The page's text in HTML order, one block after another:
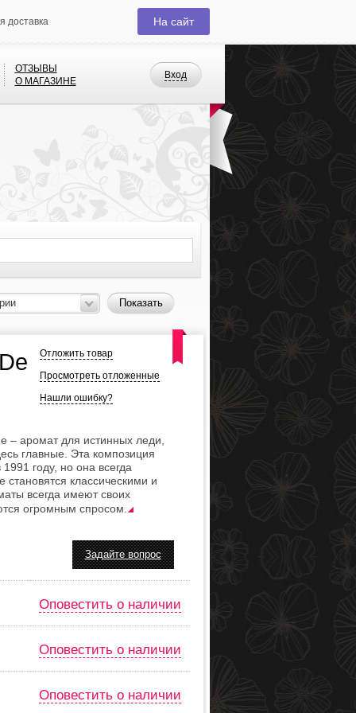
доставка На сайт
Вход
ОТЗЫВЫ
О МАГАЗИНЕ
Показать
Отложить товар
Просмотреть отложенные
Нашли ошибку?
– аромат для истинных леди,
главные. Эта композиция
году, но она всегда
становятся классическими и
всегда имеют своих
огромным спросом.
Задайте вопрос
Оповестить о наличии
Оповестить о наличии
Оповестить о наличии